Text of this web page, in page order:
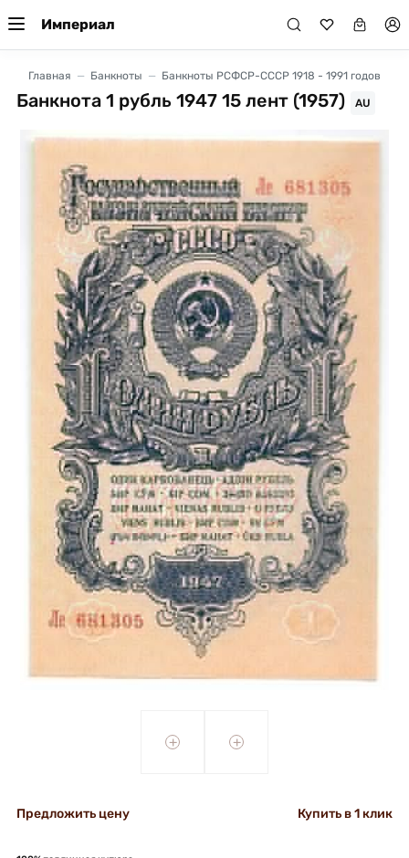
Империал
Главная Банкноты Банкноты РСФСР-СССР 1918 - 1991 годов
Банкнота 1 рубль 1947 15 лент (1957) AU
+ +
Предложить цену Купить в 1 клик